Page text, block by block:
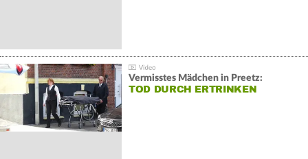
Vermisstes Mädchen in Preetz:
TOD DURCH ERTRINKEN